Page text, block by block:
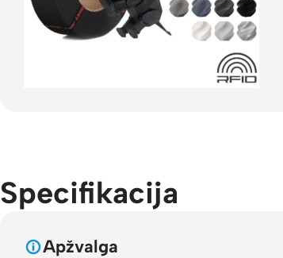
Specifikacija
Apžvalga